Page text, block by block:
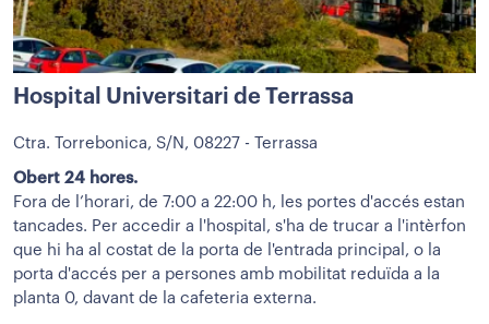
Hospital Universitari de Terrassa
Ctra. Torrebonica, S/N, 08227 - Terrassa
Obert 24 hores.
Fora de l’horari, de 7:00 a 22:00 h, les portes d'accés estan
tancades. Per accedir a l'hospital, s'ha de trucar a l'intèrfon
que hi ha al costat de la porta de l'entrada principal, o la
porta d'accés per a persones amb mobilitat reduïda a la
planta 0, davant de la cafeteria externa.